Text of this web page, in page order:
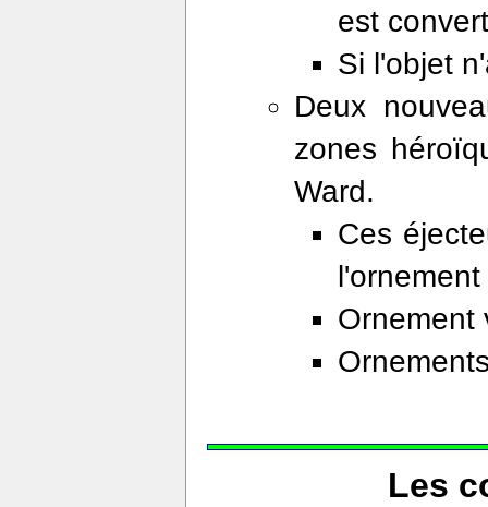
est
Si l'objet
Deux
zones
Ward.
Ces
Ornement
Les